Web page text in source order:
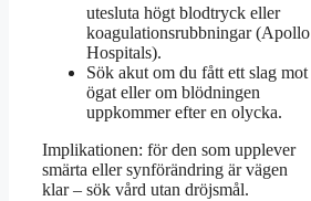
utesluta högt blodtryck eller
koagulationsrubbningar (Apollo
Hospitals).
Sök akut om du fått ett slag mot
ögat eller om blödningen
uppkommer efter en olycka.
Implikationen: för den som upplever
smärta eller synförändring är vägen
klar – sök vård utan dröjsmål.